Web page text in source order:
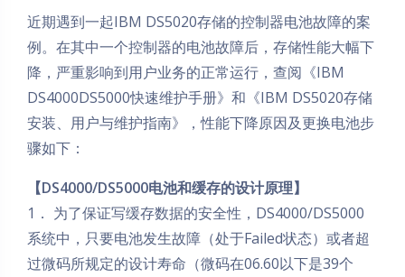
近期遇到一起IBM DS5020存储的控制器电池故障的案
例。在其中一个控制器的电池故障后，存储性能大幅下
降，严重影响到用户业务的正常运行，查阅《IBM
DS4000DS5000快速维护手册》和《IBM DS5020存储
安装、用户与维护指南》，性能下降原因及更换电池步
骤如下：
【DS4000/DS5000电池和缓存的设计原理】
1． 为了保证写缓存数据的安全性，DS4000/DS5000
系统中，只要电池发生故障（处于Failed状态）或者超
过微码所规定的设计寿命（微码在06.60以下是39个